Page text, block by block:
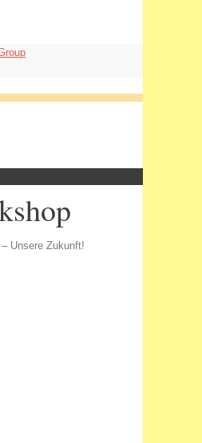
Unsere Zukunft!